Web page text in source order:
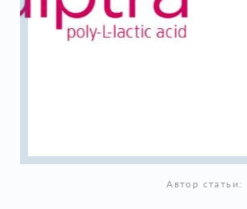
Автор статьи: